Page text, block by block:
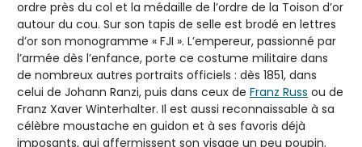
ordre près du col et la médaille de l’ordre de la Toison d’or
autour du cou. Sur son tapis de selle est brodé en lettres
d’or son monogramme « FJI ». L’empereur, passionné par
l’armée dès l’enfance, porte ce costume militaire dans
de nombreux autres portraits officiels : dès 1851, dans
celui de Johann Ranzi, puis dans ceux de Franz Russ ou de
Franz Xaver Winterhalter. Il est aussi reconnaissable à sa
célèbre moustache en guidon et à ses favoris déjà
imposants, qui affermissent son visage un peu poupin.